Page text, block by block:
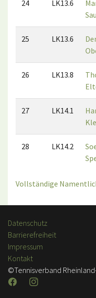
24 LK13.6
25 LK13.6
26 LK13.8
27 LK14.1
28 LK14.2
Vollständige
Datenschutz
Barrierefreiheit
Impressum
Kontakt
©Tennisverband